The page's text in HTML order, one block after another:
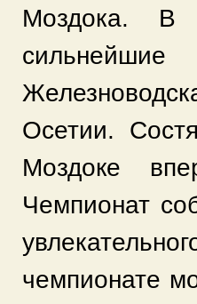
Моздока. В
Осетии.
Моздоке
Чемпионат
чемпионате